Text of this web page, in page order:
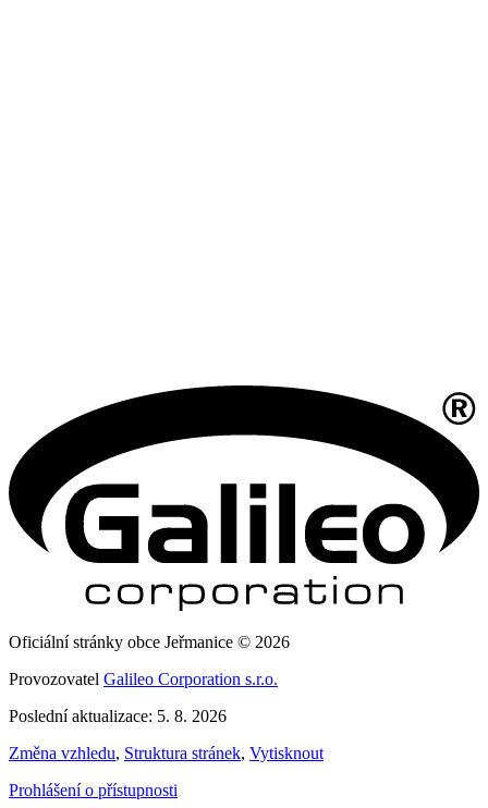
Oficiální stránky obce Jeřmanice © 2026
Provozovatel Galileo Corporation s.r.o.
Poslední aktualizace: 5. 8. 2026
Změna vzhledu, Struktura stránek, Vytisknout
Prohlášení o přístupnosti